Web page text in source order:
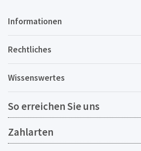
Informationen
Rechtliches
Wissenswertes
So erreichen Sie uns
Zahlarten